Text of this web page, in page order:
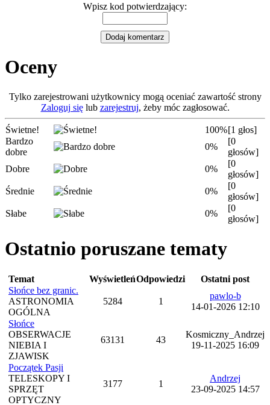
Wpisz kod potwierdzający:
Oceny
Tylko zarejestrowani użytkownicy mogą oceniać zawartość strony
Zaloguj sięlub zarejestruj, żeby móc zagłosować.
Świetne! 100%[1 głos]
Bardzo
dobre
0%
[0
głosów]
Dobre
0%
[0
głosów]
Średnie
0%
[0
głosów]
Słabe
0%
[0
głosów]
Ostatnio poruszane tematy
Temat WyświetleńOdpowiedzi
Ostatni post
Słońce bez granic.
ASTRONOMIA
OGÓLNA
5284 1
pawlo-b
14-01-2026 12:10
Słońce
OBSERWACJE
NIEBIA I
ZJAWISK
63131 43
Kosmiczny_Andrzej
19-11-2025 16:09
Początek Pasji
TELESKOPY I
SPRZĘT
OPTYCZNY
3177 1
Andrzej
23-09-2025 14:57